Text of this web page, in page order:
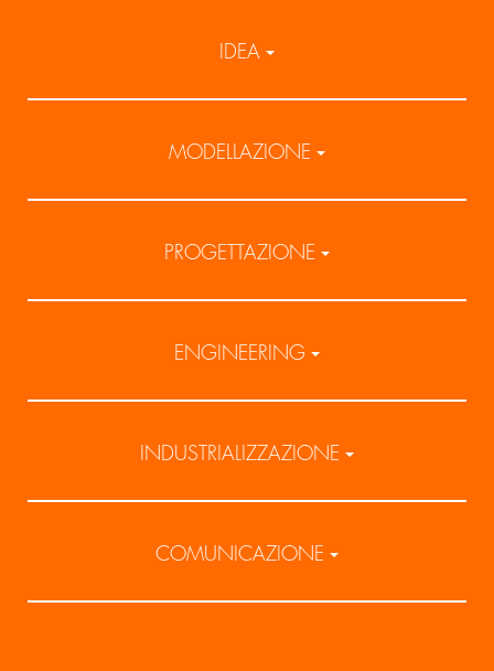
IDEA
MODELLAZIONE
PROGETTAZIONE
ENGINEERING
INDUSTRIALIZZAZIONE
COMUNICAZIONE